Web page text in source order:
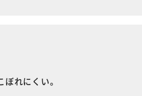
れにくい。